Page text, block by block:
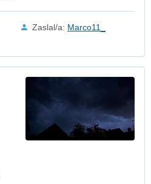
Zaslal/a: Marco11_